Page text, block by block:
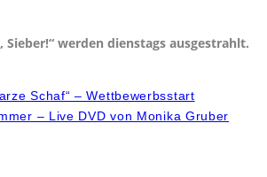
Sieber!“ werden dienstags ausgestrahlt.
Schaf“ – Wettbewerbsstart
– Live DVD von Monika Gruber